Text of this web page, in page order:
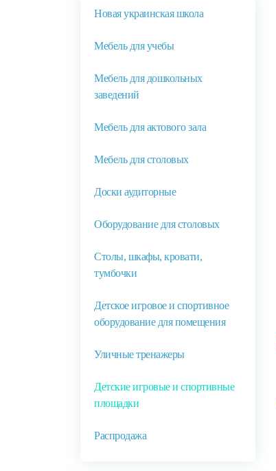
Новая украинская школа
Мебель для учебы
Мебель для дошкольных
заведений
Мебель для актового зала
Мебель для столовых
Доски аудиторные
Оборудование для столовых
Столы, шкафы, кровати,
тумбочки
Детское игровое и спортивное
оборудование для помещения
Уличные тренажеры
Детские игровые и спортивные
площадки
Распродажа